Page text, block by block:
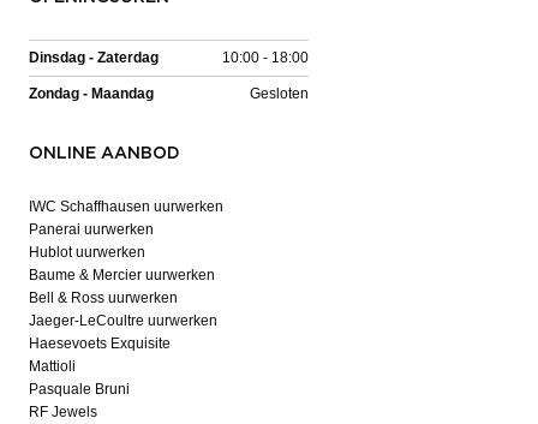
Dinsdag - Zaterdag 10:00 - 18:00
Zondag - Maandag Gesloten
ONLINE AANBOD
IWC Schaffhausen uurwerken
Panerai uurwerken
Hublot uurwerken
Baume & Mercier uurwerken
Bell & Ross uurwerken
Jaeger-LeCoultre uurwerken
Haesevoets Exquisite
Mattioli
Pasquale Bruni
RF Jewels